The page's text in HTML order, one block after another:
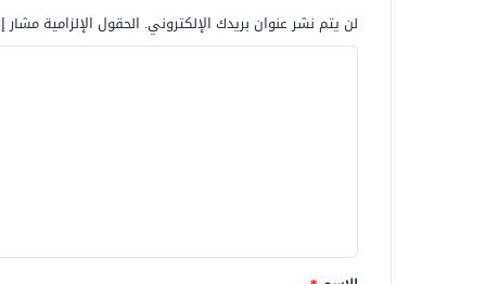
لن يتم نشر عنوان بريدك الإلكتروني. الحقول الإلزامية مشار
ق